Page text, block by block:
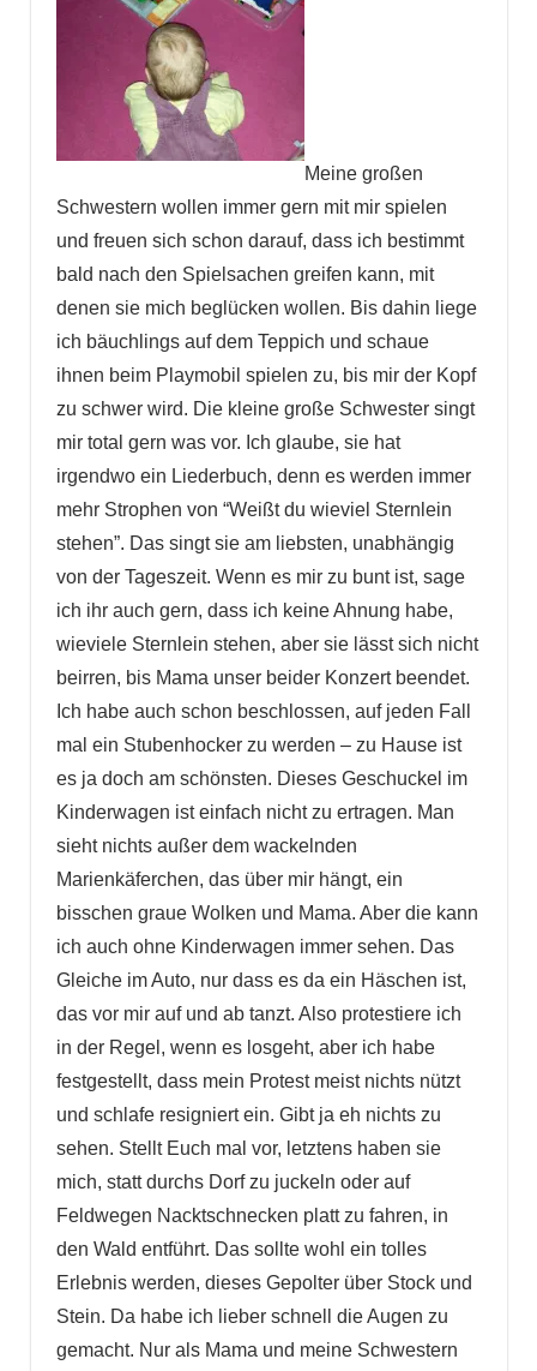
Meine großen
Schwestern wollen immer gern mit mir spielen
und freuen sich schon darauf, dass ich bestimmt
bald nach den Spielsachen greifen kann, mit
denen sie mich beglücken wollen. Bis dahin liege
ich bäuchlings auf dem Teppich und schaue
ihnen beim Playmobil spielen zu, bis mir der Kopf
zu schwer wird. Die kleine große Schwester singt
mir total gern was vor. Ich glaube, sie hat
irgendwo ein Liederbuch, denn es werden immer
mehr Strophen von “Weißt du wieviel Sternlein
stehen”. Das singt sie am liebsten, unabhängig
von der Tageszeit. Wenn es mir zu bunt ist, sage
ich ihr auch gern, dass ich keine Ahnung habe,
wieviele Sternlein stehen, aber sie lässt sich nicht
beirren, bis Mama unser beider Konzert beendet.
Ich habe auch schon beschlossen, auf jeden Fall
mal ein Stubenhocker zu werden – zu Hause ist
es ja doch am schönsten. Dieses Geschuckel im
Kinderwagen ist einfach nicht zu ertragen. Man
sieht nichts außer dem wackelnden
Marienkäferchen, das über mir hängt, ein
bisschen graue Wolken und Mama. Aber die kann
ich auch ohne Kinderwagen immer sehen. Das
Gleiche im Auto, nur dass es da ein Häschen ist,
das vor mir auf und ab tanzt. Also protestiere ich
in der Regel, wenn es losgeht, aber ich habe
festgestellt, dass mein Protest meist nichts nützt
und schlafe resigniert ein. Gibt ja eh nichts zu
sehen. Stellt Euch mal vor, letztens haben sie
mich, statt durchs Dorf zu juckeln oder auf
Feldwegen Nacktschnecken platt zu fahren, in
den Wald entführt. Das sollte wohl ein tolles
Erlebnis werden, dieses Gepolter über Stock und
Stein. Da habe ich lieber schnell die Augen zu
gemacht. Nur als Mama und meine Schwestern